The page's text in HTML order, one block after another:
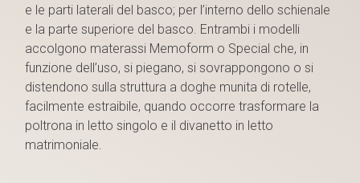
e le parti laterali del basco; per l’interno dello schienale
e la parte superiore del basco. Entrambi i modelli
accolgono materassi Memoform o Special che, in
funzione dell’uso, si piegano, si sovrappongono o si
distendono sulla struttura a doghe munita di rotelle,
facilmente estraibile, quando occorre trasformare la
poltrona in letto singolo e il divanetto in letto
matrimoniale.